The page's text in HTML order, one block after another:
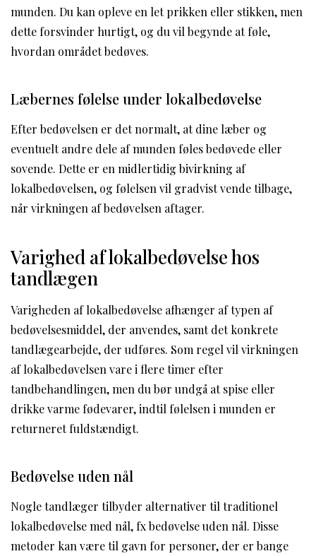
munden. Du kan opleve en let prikken eller stikken, men
dette forsvinder hurtigt, og du vil begynde at føle,
hvordan området bedøves.
Læbernes følelse under lokalbedøvelse
Efter bedøvelsen er det normalt, at dine læber og
eventuelt andre dele af munden føles bedøvede eller
sovende. Dette er en midlertidig bivirkning af
lokalbedøvelsen, og følelsen vil gradvist vende tilbage,
når virkningen af bedøvelsen aftager.
Varighed af lokalbedøvelse hos
tandlægen
Varigheden af lokalbedøvelse afhænger af typen af
bedøvelsesmiddel, der anvendes, samt det konkrete
tandlægearbejde, der udføres. Som regel vil virkningen
af lokalbedøvelsen vare i flere timer efter
tandbehandlingen, men du bør undgå at spise eller
drikke varme fødevarer, indtil følelsen i munden er
returneret fuldstændigt.
Bedøvelse uden nål
Nogle tandlæger tilbyder alternativer til traditionel
lokalbedøvelse med nål, fx bedøvelse uden nål. Disse
metoder kan være til gavn for personer, der er bange